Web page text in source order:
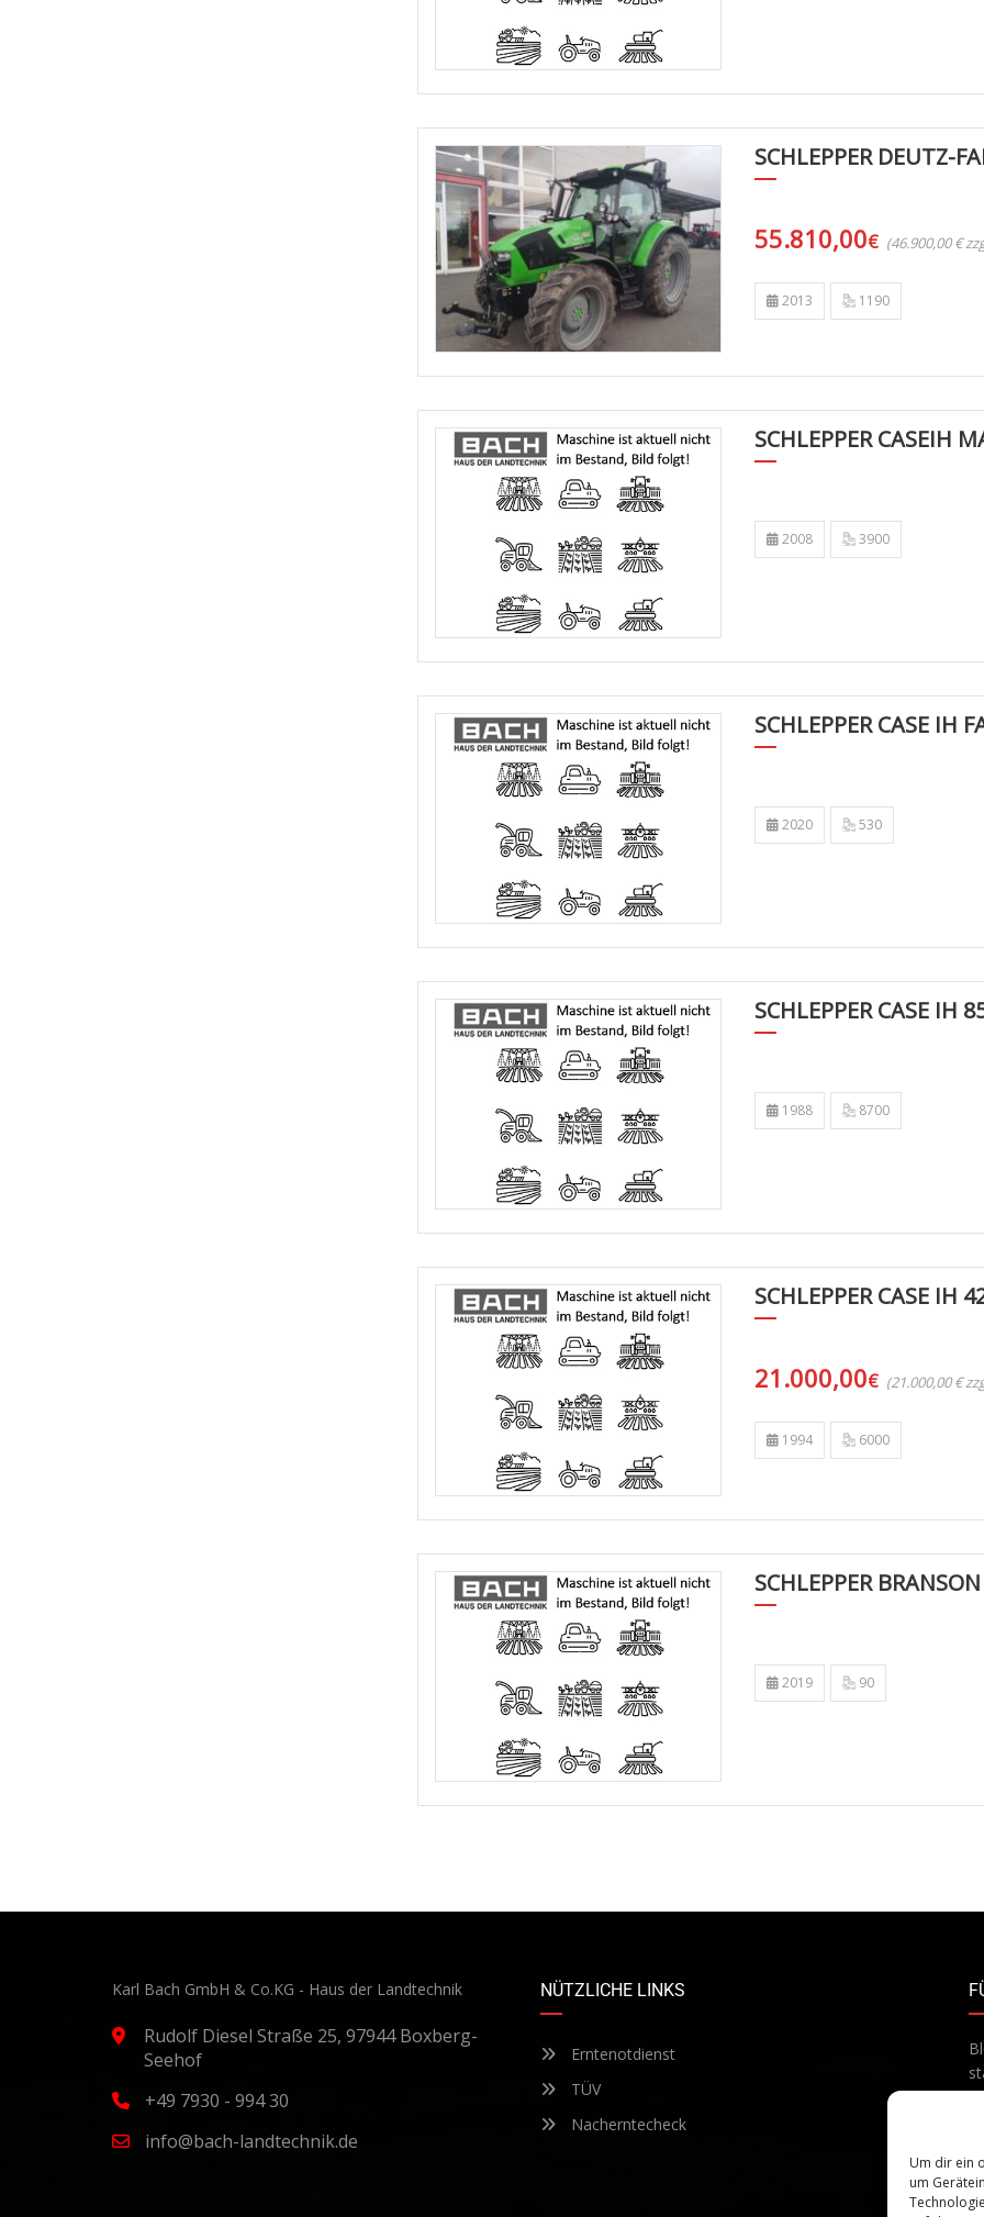
Um dir ein
um
SCHLEPPER DEUTZ-
55.810,00€ (46.900,00 €
2013 1190
SCHLEPPER CASEIH
2008 3900
SCHLEPPER CASE IH
2020 530
SCHLEPPER CASE IH
1988 8700
SCHLEPPER CASE IH
21.000,00€ (21.000,00 €
1994 6000
SCHLEPPER
2019 90
Karl Bach GmbH & Co.KG - Haus der Landtechnik
Rudolf Diesel Straße 25, 97944 Boxberg-
Seehof
+49 7930 - 994 30
info@bach-landtechnik.de
NÜTZLICHE LINKS
Erntenotdienst
TÜV
Nacherntecheck